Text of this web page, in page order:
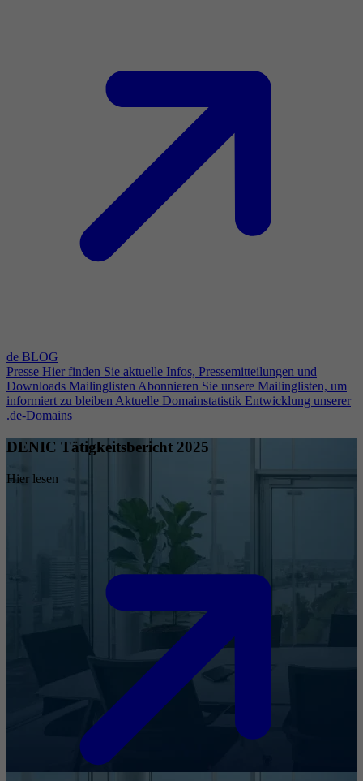
de BLOG
Presse Hier finden Sie aktuelle Infos, Pressemitteilungen und
Downloads Mailinglisten Abonnieren Sie unsere Mailinglisten, um
informiert zu bleiben Aktuelle Domainstatistik Entwicklung unserer
.de-Domains
DENIC Tätigkeitsbericht 2025
Hier lesen